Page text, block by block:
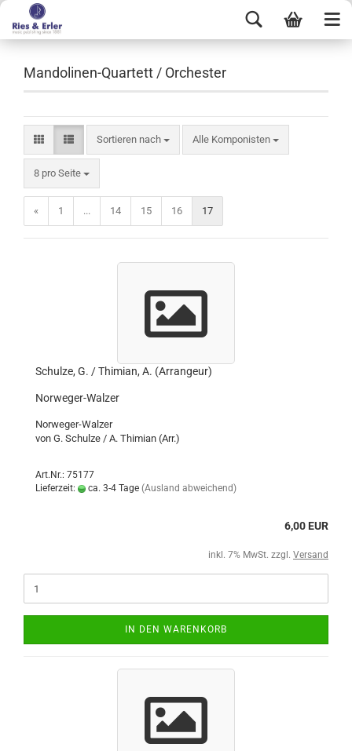
Mandolinen-Quartett / Orchester
Sortieren nach Alle Komponisten
8 pro Seite
« 1 ... 14 15 16 17
Schulze, G. / Thimian, A. (Arrangeur)
Norweger-Walzer
Norweger-Walzer
von G. Schulze / A. Thimian (Arr.)
Art.Nr.: 75177
Lieferzeit:
ca. 3-4 Tage (Ausland abweichend)
6,00 EUR
inkl. 7% MwSt. zzgl. Versand
IN DEN WARENKORB